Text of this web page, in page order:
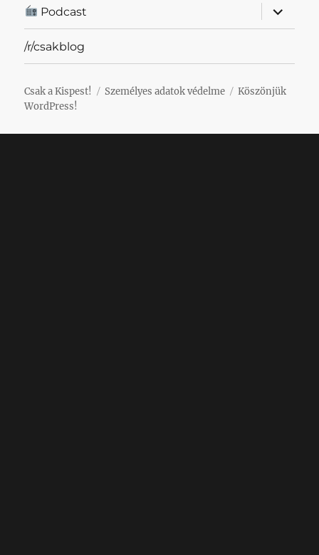
Podcast
almenü
/r/csakblog
Csak a Kispest! Személyes adatok védelme
Köszönjük
WordPress!